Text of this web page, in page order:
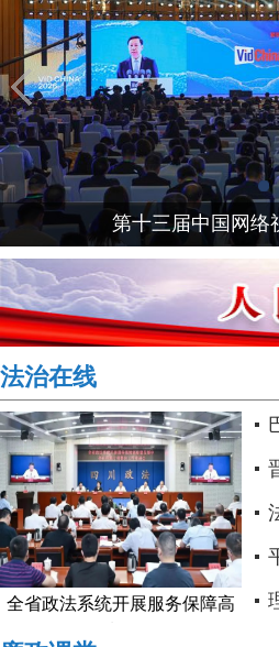
第十三届中国网络
法治在线
全省政法系统开展服务保障高
过
中
及